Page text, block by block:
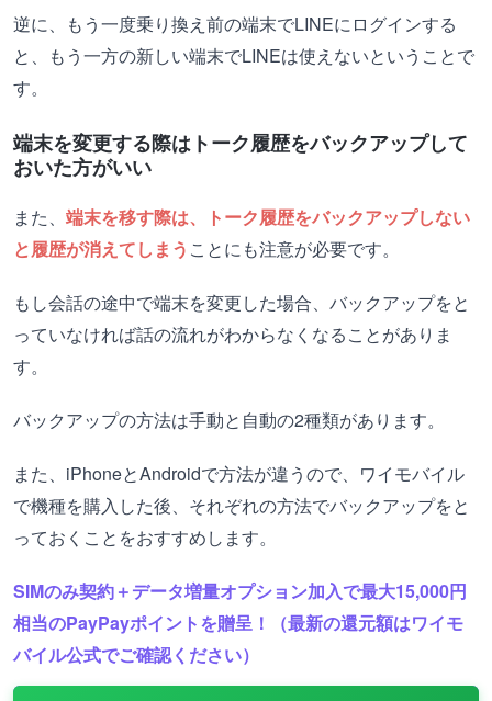
逆に、もう一度乗り換え前の端末でLINEにログインする
と、もう一方の新しい端末でLINEは使えないということで
す。
端末を変更する際はトーク履歴をバックアップして
おいた方がいい
また、 端末を移す際は、トーク履歴をバックアップしない
と履歴が消えてしまう ことにも注意が必要です。
もし会話の途中で端末を変更した場合、バックアップをと
っていなければ話の流れがわからなくなることがありま
す。
バックアップの方法は手動と自動の2種類があります。
また、iPhoneとAndroidで方法が違うので、ワイモバイル
で機種を購入した後、それぞれの方法でバックアップをと
っておくことをおすすめします。
SIMのみ契約＋データ増量オプション加入で最大15,000円
相当のPayPayポイントを贈呈！（最新の還元額はワイモ
バイル公式でご確認ください）